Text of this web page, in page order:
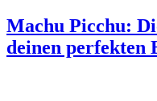
Machu Picchu:
deinen perfekten